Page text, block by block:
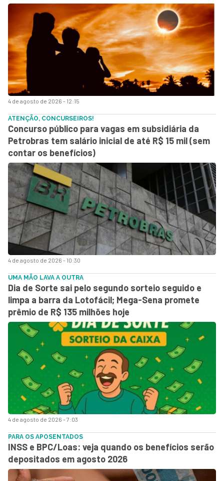
4 de agosto de 2026 - 12:15
4 de agosto de 2026 - 10:30
ATENÇÃO, CONCURSEIROS!
Concurso público para vagas em subsidiária da
Petrobras tem salário inicial de até R$ 15 mil (sem
contar os benefícios)
4 de agosto de 2026 - 7:03
UMA MÃO LAVA A OUTRA
Dia de Sorte sai pelo segundo sorteio seguido e
limpa a barra da Lotofácil; Mega-Sena promete
prêmio de R$ 135 milhões hoje
PARA OS APOSENTADOS
INSS e BPC/Loas: veja quando os benefícios serão
depositados em agosto 2026